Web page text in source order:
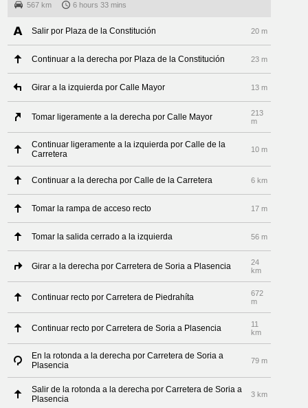
567 km 6 hours 33 mins
Salir por Plaza de la Constitución 20 m
Continuar a la derecha por Plaza de la Constitución 23 m
Girar a la izquierda por Calle Mayor 13 m
Tomar ligeramente a la derecha por Calle Mayor
213
m
Continuar ligeramente a la izquierda por Calle de la
Carretera
10 m
Continuar a la derecha por Calle de la Carretera 6 km
Tomar la rampa de acceso recto 17 m
Tomar la salida cerrado a la izquierda 56 m
Girar a la derecha por Carretera de Soria a Plasencia
24
km
Continuar recto por Carretera de Piedrahíta
672
m
Continuar recto por Carretera de Soria a Plasencia
11
km
En la rotonda a la derecha por Carretera de Soria a
Plasencia
79 m
Salir de la rotonda a la derecha por Carretera de Soria a
Plasencia
3 km